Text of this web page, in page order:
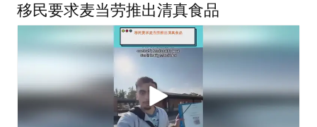
移民要求麦当劳推出清真食品